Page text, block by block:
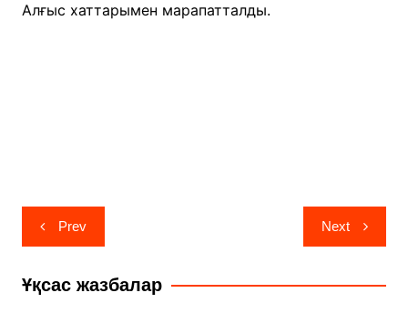
Алғыс хаттарымен марапатталды.
Навигация
по
записям
Prev Next
Ұқсас жазбалар